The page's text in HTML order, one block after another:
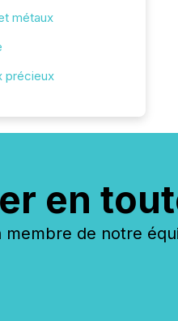
métaux
précieux
en
membre de notre